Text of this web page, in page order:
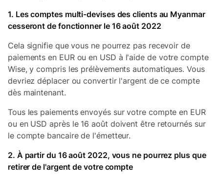
1. Les comptes multi-devises des clients au Myanmar
cesseront de fonctionner le 16 août 2022
Cela signifie que vous ne pourrez pas recevoir de
paiements en EUR ou en USD à l'aide de votre compte
Wise, y compris les prélèvements automatiques. Vous
devriez déplacer ou convertir l'argent de ce compte
dès maintenant.
Tous les paiements envoyés sur votre compte en EUR
ou en USD après le 16 août doivent être retournés sur
le compte bancaire de l'émetteur.
2. À partir du 16 août 2022, vous ne pourrez plus que
retirer de l'argent de votre compte